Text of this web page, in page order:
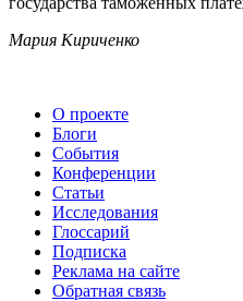
Мария Кириченко
О проекте
Блоги
События
Конференции
Статьи
Исследования
Глоссарий
Подписка
Реклама на сайте
Обратная связь